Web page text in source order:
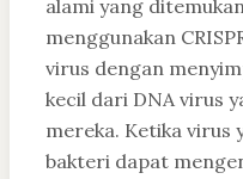
alami yang
menggunakan
virus dengan
kecil dari DNA virus
mereka. Ketika virus
bakteri dapat